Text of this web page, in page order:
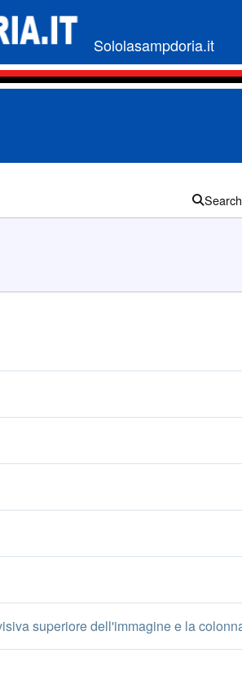
Sololasampdoria.it
superiore dell'immagine e la